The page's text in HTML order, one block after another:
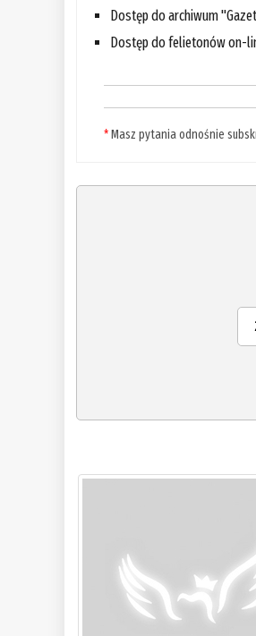
Dostęp do archiwum
Dostęp do felietonów on-
*Masz pytania odnośnie